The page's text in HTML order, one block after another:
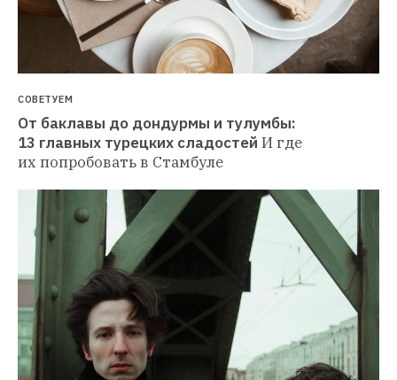
СОВЕТУЕМ
От баклавы до дондурмы и тулумбы:
13 главных турецких сладостей И где
их попробовать в Стамбуле